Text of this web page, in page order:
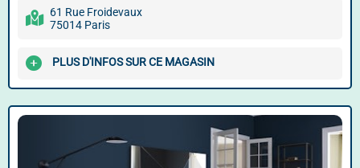
61 Rue Froidevaux
75014 Paris
PLUS D'INFOS SUR CE MAGASIN